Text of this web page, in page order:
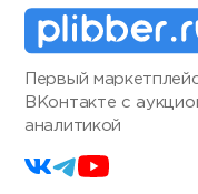
Первый
ВКонтакте с
аналитикой